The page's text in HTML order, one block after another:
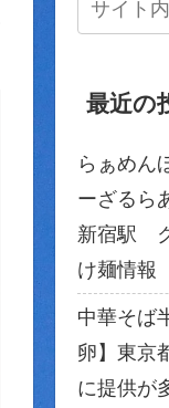
最近の
らぁめん
ーざるら
新宿駅
け麺情報
中華そば
卵】東京
に提供が